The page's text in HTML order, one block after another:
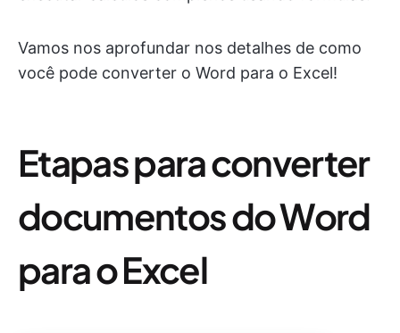
Vamos nos aprofundar nos detalhes de como
você pode converter o Word para o Excel!
Etapas para converter
documentos do Word
para o Excel